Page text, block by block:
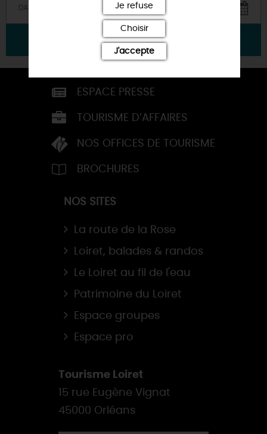
VALIDER
ESPACE PRESSE
TOURISME D’AFFAIRES
NOS OFFICES DE TOURISME
BROCHURES
NOS SITES
La route de la Rose
Loiret, balades & randos
Le Loiret au fil de l'eau
Patrimoine du Loiret
Espace groupes
Espace pro
Tourisme Loiret
15 rue Eugène Vignat
45000 Orléans
Je refuse
Choisir
J'accepte